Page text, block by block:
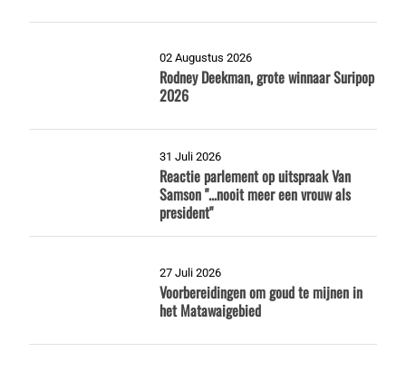
02 Augustus 2026
Rodney Deekman, grote winnaar Suripop
2026
31 Juli 2026
Reactie parlement op uitspraak Van
Samson "...nooit meer een vrouw als
president"
27 Juli 2026
Voorbereidingen om goud te mijnen in
het Matawaigebied